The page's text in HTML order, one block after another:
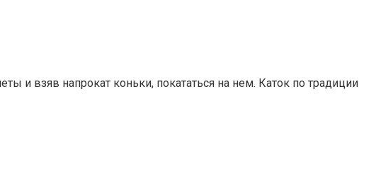
и взяв напрокат коньки, покататься на нем. Каток по традиции